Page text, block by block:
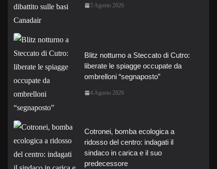
5 Agosto 2026
Blitz notturno a Steccato di Cutro:
liberate le spiagge occupate da
ombrelloni “segnaposto”
4 Agosto 2026
Cotronei, bomba ecologica a
ridosso del centro: indagati il
sindaco in carica e il suo
predecessore